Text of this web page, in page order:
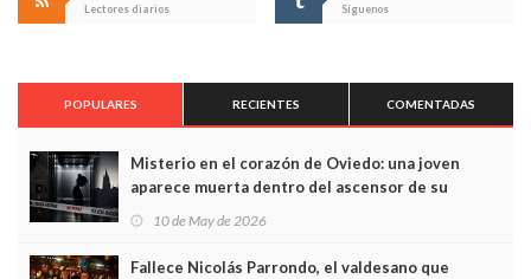
Lectores diarios
Síguenos
POPULARES RECIENTES COMENTADAS
Misterio en el corazón de Oviedo: una joven
aparece muerta dentro del ascensor de su
edificio y las cámaras captan sus últimos minutos
10 de May de 2026
Fallece Nicolás Parrondo, el valdesano que